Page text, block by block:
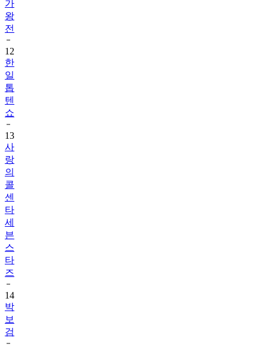
전
12
한
일
톱
텐
쇼
13
사
랑
의
콜
센
타
세
븐
스
타
즈
14
박
보
검
15
오